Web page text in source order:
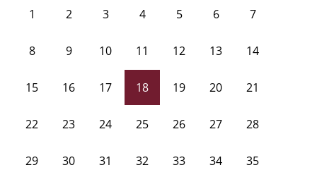
1 2 3 4 5 6 7
8 9 10 11 12 13 14
15 16 17 18 19 20 21
22 23 24 25 26 27 28
29 30 31 32 33 34 35